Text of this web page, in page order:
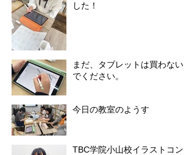
した！
まだ、タブレットは買わない
でください。
今日の教室のようす
TBC学院小山校イラストコン